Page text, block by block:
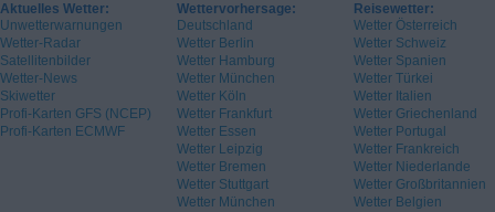
Aktuelles Wetter:
Unwetterwarnungen
Wetter-Radar
Satellitenbilder
Wetter-News
Skiwetter
Profi-Karten GFS (NCEP)
Profi-Karten ECMWF
Wettervorhersage:
Deutschland
Wetter Berlin
Wetter Hamburg
Wetter München
Wetter Köln
Wetter Frankfurt
Wetter Essen
Wetter Leipzig
Wetter Bremen
Wetter Stuttgart
Wetter München
Reisewetter:
Wetter Österreich
Wetter Schweiz
Wetter Spanien
Wetter Türkei
Wetter Italien
Wetter Griechenland
Wetter Portugal
Wetter Frankreich
Wetter Niederlande
Wetter Großbritannien
Wetter Belgien